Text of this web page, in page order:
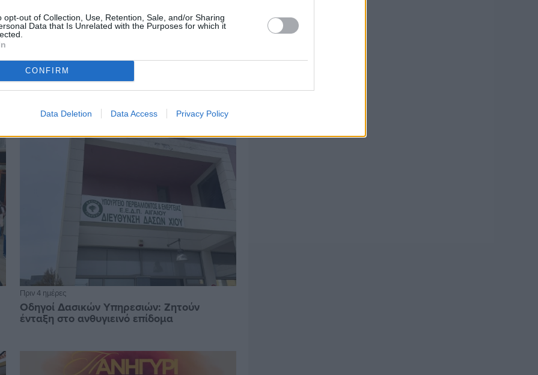
opt-out of Collection, Use, Retention, Sale, and/or Sharing
Data that Is Unrelated with the Purposes for which it
CONFIRM
Data Deletion Data Access Privacy Policy
Πριν 4 ημέρες
Αδειάζουν τα νησιά – Το δημογραφικό στο
Πριν 4 ημέρες
Οδηγοί Δασικών Υπηρεσιών: Ζητούν
ένταξη στο ανθυγιεινό επίδομα